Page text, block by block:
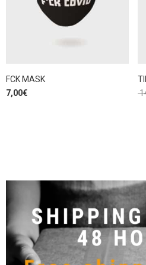
FCK MASK
7,00€